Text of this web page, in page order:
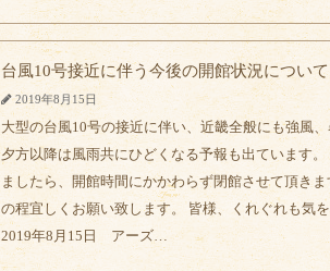
台風10号接近に伴う今後の開館状況につい
2019年8月15日
大型の台風10号の接近に伴い、近畿全般にも強風、
夕方以降は風雨共にひどくなる予報も出ています
ましたら、開館時間にかかわらず閉館させて頂き
の程宜しくお願い致します。 皆様、くれぐれも気
2019年8月15日 アーズ…